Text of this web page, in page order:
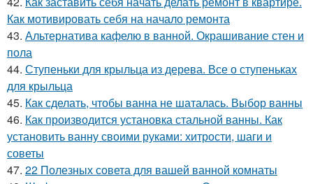
Как мотивировать себя на начало ремонта
43. Альтернатива кафелю в ванной. Окрашивание стен и
пола
44. Ступеньки для крыльца из дерева. Все о ступеньках
для крыльца
45. Как сделать, чтобы ванна не шаталась. Выбор ванны
46. Как производится установка стальной ванны. Как
установить ванну своими руками: хитрости, шаги и
советы
47. 22 Полезных совета для вашей ванной комнаты